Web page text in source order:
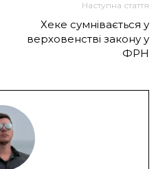
Наступна стаття
Хеке сумнівається у
верховенстві закону у
ФРН